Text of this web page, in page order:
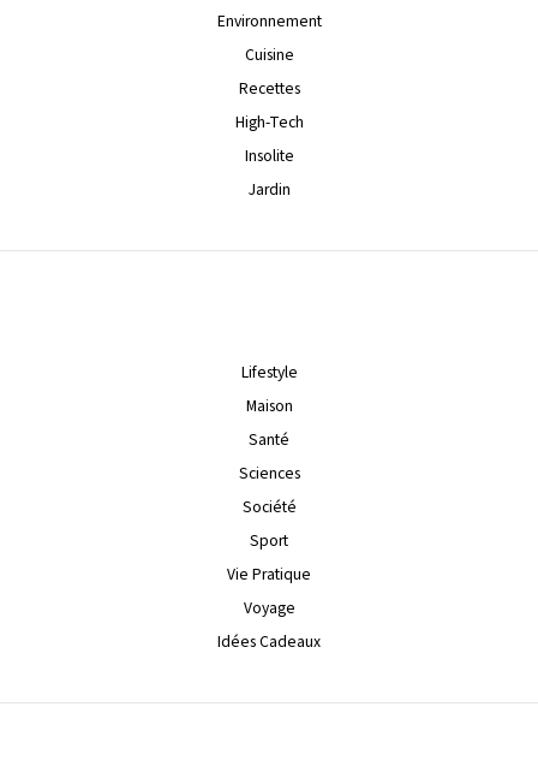
Environnement
Cuisine
Recettes
High-Tech
Insolite
Jardin
Lifestyle
Maison
Santé
Sciences
Société
Sport
Vie Pratique
Voyage
Idées Cadeaux